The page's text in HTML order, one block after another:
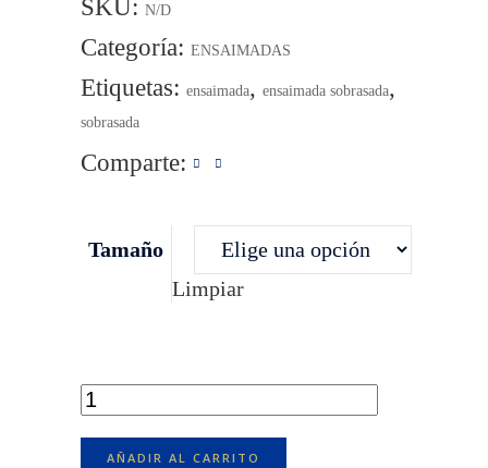
SKU: N/D
Categoría: ENSAIMADAS
Etiquetas: ensaimada, ensaimada sobrasada,
sobrasada
Comparte:
Tamaño
Limpiar
sobrasada
cantidad
AÑADIR AL CARRITO